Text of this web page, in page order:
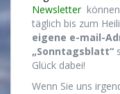
Newsletter
täglich bis zum
eigene e-mail-
„Sonntagsblatt“
Glück dabei!
Wenn Sie uns